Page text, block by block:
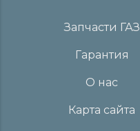
Запчасти ГАЗ
Гарантия
О нас
Карта сайта